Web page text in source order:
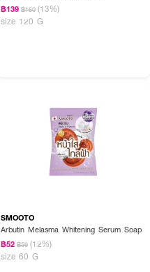
฿139 ฿160 (13%)
size 120 G
SMOOTO
Arbutin Melasma Whitening Serum Soap
฿52 ฿59 (12%)
size 60 G